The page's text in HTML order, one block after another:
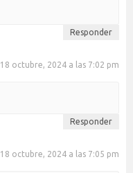
Responder
18 octubre, 2024 a las 7:02 pm
Responder
18 octubre, 2024 a las 7:05 pm